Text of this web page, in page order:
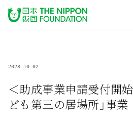
2023.10.02
＜助成事業申請受付開
ども第三の居場所」事業